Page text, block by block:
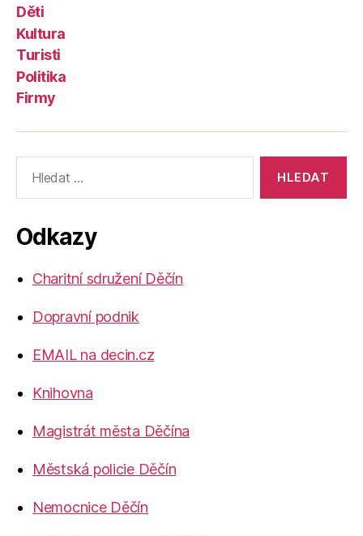
Děti
Kultura
Turisti
Politika
Firmy
vyhledávání:
Odkazy
Charitní sdružení Děčín
Dopravní podnik
EMAIL na decin.cz
Knihovna
Magistrát města Děčína
Městská policie Děčín
Nemocnice Děčín